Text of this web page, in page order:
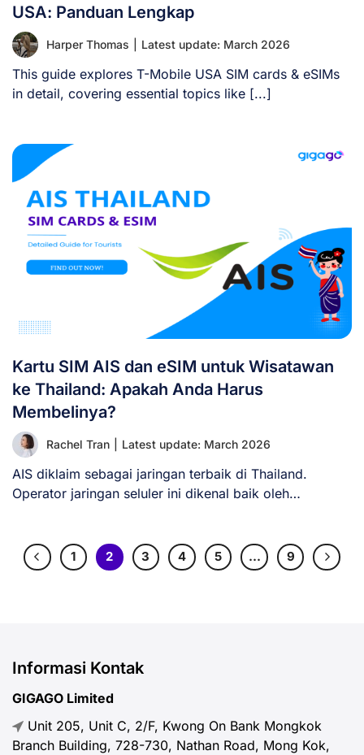
USA: Panduan Lengkap
Harper Thomas Latest update: March 2026
This guide explores T-Mobile USA SIM cards & eSIMs
in detail, covering essential topics like [...]
Kartu SIM AIS dan eSIM untuk Wisatawan
ke Thailand: Apakah Anda Harus
Membelinya?
Rachel Tran Latest update: March 2026
AIS diklaim sebagai jaringan terbaik di Thailand.
Operator jaringan seluler ini dikenal baik oleh
1 2 3 4 5 … 9
Informasi Kontak
GIGAGO Limited
Unit 205, Unit C, 2/F, Kwong On Bank Mongkok
Branch Building, 728-730, Nathan Road, Mong Kok,